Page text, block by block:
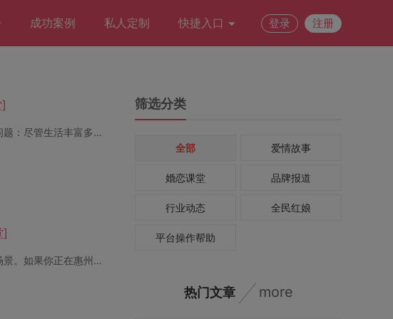
成功案例 私人定制 快捷入口 登录 注册
在江门这座充满历史与现代气息的城市，许多单身人士常常面临一个共同的问题：尽管生活丰富多彩，
]
惠州，这座以自然美景和文化底蕴著称的城市，为恋人们提供了无数浪漫的场景。如果你正在惠州寻找
筛选分类
全部 爱情故事
婚恋课堂 品牌报道
行业动态 全民红娘
平台操作帮助
热门文章 more